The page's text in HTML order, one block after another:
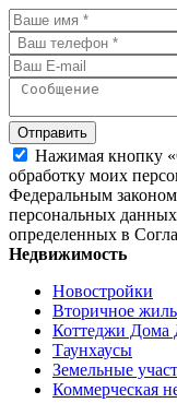
Отправить
Нажимая кнопку
обработку моих
Федеральным
персональных
определенных в
Недвижимость
Новостройки
Вторичное
Коттеджи Дома
Таунхаусы
Земельные
Коммерческая